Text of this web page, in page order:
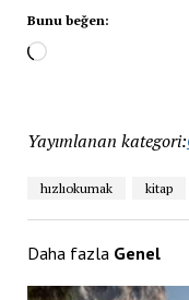
Bunu beğen:
Yayımlanan kategori:
hızlıokumak kitap
Daha fazla Genel